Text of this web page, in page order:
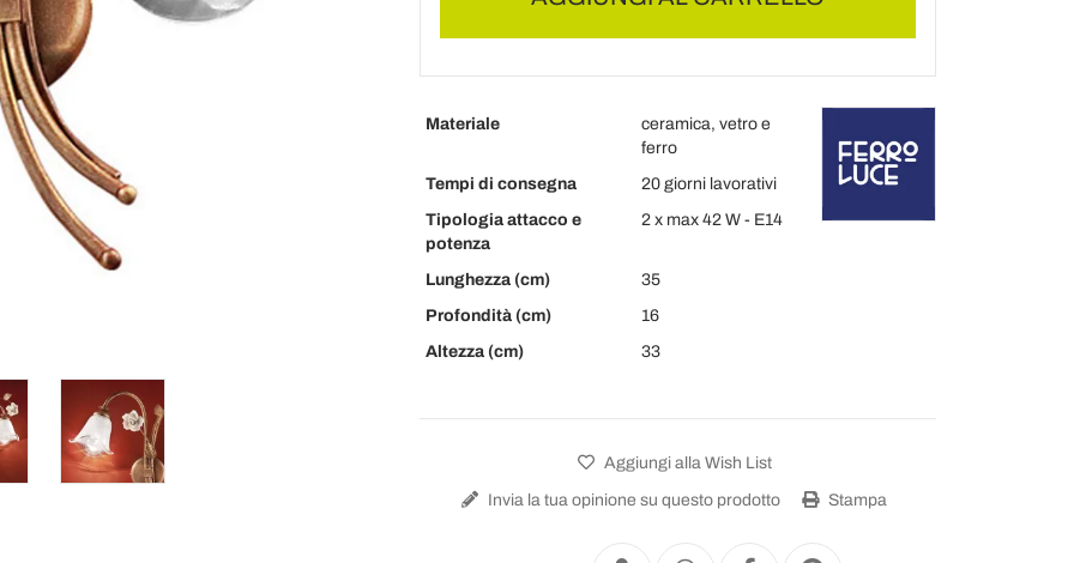
Materiale
ceramica, vetro e
ferro
Tempi di consegna
20 giorni lavorativi
Tipologia attacco e
potenza
2 x max 42 W - E14
Lunghezza (cm)
35
Profondità (cm)
16
Altezza (cm)
33
Aggiungi alla Wish List
Invia la tua opinione su questo prodotto Stampa